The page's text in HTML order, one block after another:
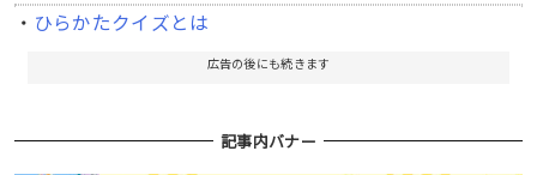
・ ひらかたクイズとは
広告の後にも続きます
記事内バナー